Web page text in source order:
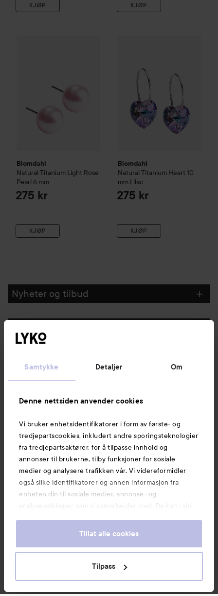
Samtykke Detaljer Om
Denne nettsiden anvender cookies
Vi bruker enhetsidentifikatorer i form av første- og
tredjepartscookies, inkludert andre sporingsteknologier
fra tredjepartsaktører, for å tilpasse innhold og
annonser til brukerne, tilby funksjoner for sosiale
medier og analysere trafikken vår. Vi videreformidler
også slike identifikatorer og annen informasjon fra
enheten din til sosiale medier, annonse- og
analyseselskaper som vi samarbeider med. De kan i sin
informasjon som du har oppgitt eller som de har samlet
våre cookies ved å fortsette å bruke nettsiden vår. For
informasjon om hvordan du kan endre innstillingene for
Tillat alle cookies
Tilpass
KJØP KJØP
Blomdahl
Natural Titanium Light Rose
Pearl 6 mm
275 kr
KJØP
Blomdahl
Natural Titanium Heart 10
mm Lilac
275 kr
KJØP
Nyheter og tilbud
Kundeservice
Informasjon
Også av interesse
E-handel av Avensia